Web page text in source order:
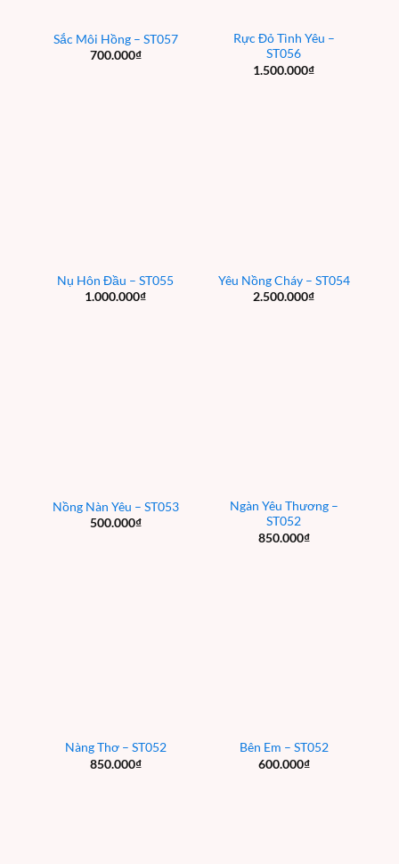
Sắc Môi Hồng – ST057
700.000₫
Rực Đỏ Tình Yêu –
ST056
1.500.000₫
Nụ Hôn Đầu – ST055
1.000.000₫
Yêu Nồng Cháy – ST054
2.500.000₫
Nồng Nàn Yêu – ST053
500.000₫
Ngàn Yêu Thương –
ST052
850.000₫
Nàng Thơ – ST052
850.000₫
Bên Em – ST052
600.000₫